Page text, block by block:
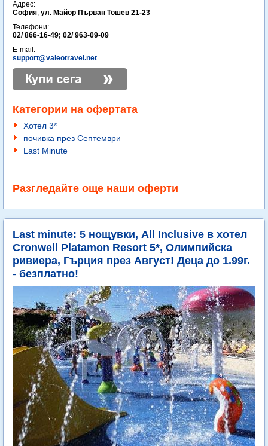
Адрес:
София, ул. Майор Първан Тошев 21-23
Телефони:
02/ 866-16-49; 02/ 963-09-09
E-mail:
support@valeotravel.net
Категории на офертата
Хотел 3*
почивка през Септември
Last Minute
Разгледайте още наши оферти
Last minute: 5 нощувки, All Inclusive в хотел
Cronwell Platamon Resort 5*, Олимпийска
ривиера, Гърция през Август! Деца до 1.99г.
- безплатно!